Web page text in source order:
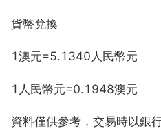
貨幣兌換
1澳元=5.1340人民幣元
1人民幣元=0.1948澳元
資料僅供參考，交易時以銀